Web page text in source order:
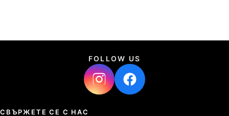
FOLLOW US
СВЪРЖЕТЕ СЕ С НАС